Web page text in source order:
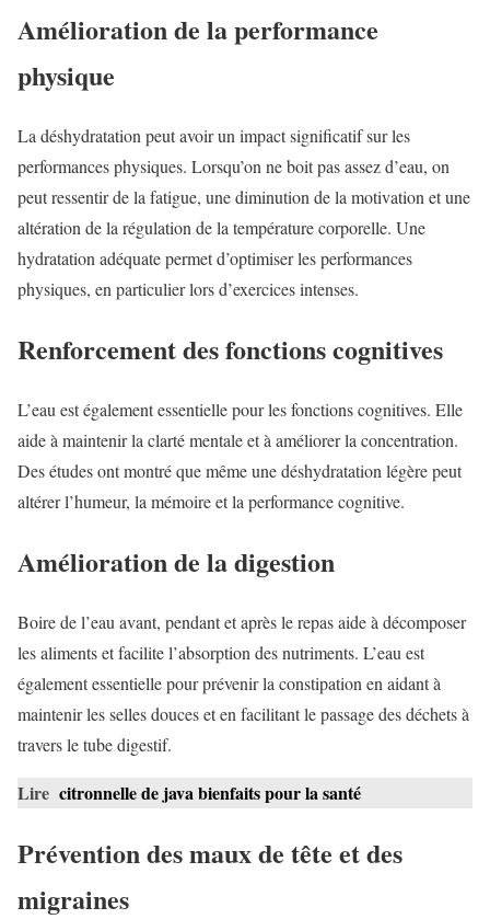
Amélioration de la performance
physique
La déshydratation peut avoir un impact significatif sur les
performances physiques. Lorsqu’on ne boit pas assez d’eau, on
peut ressentir de la fatigue, une diminution de la motivation et une
altération de la régulation de la température corporelle. Une
hydratation adéquate permet d’optimiser les performances
physiques, en particulier lors d’exercices intenses.
Renforcement des fonctions cognitives
L’eau est également essentielle pour les fonctions cognitives. Elle
aide à maintenir la clarté mentale et à améliorer la concentration.
Des études ont montré que même une déshydratation légère peut
altérer l’humeur, la mémoire et la performance cognitive.
Amélioration de la digestion
Boire de l’eau avant, pendant et après le repas aide à décomposer
les aliments et facilite l’absorption des nutriments. L’eau est
également essentielle pour prévenir la constipation en aidant à
maintenir les selles douces et en facilitant le passage des déchets à
travers le tube digestif.
Lire citronnelle de java bienfaits pour la santé
Prévention des maux de tête et des
migraines